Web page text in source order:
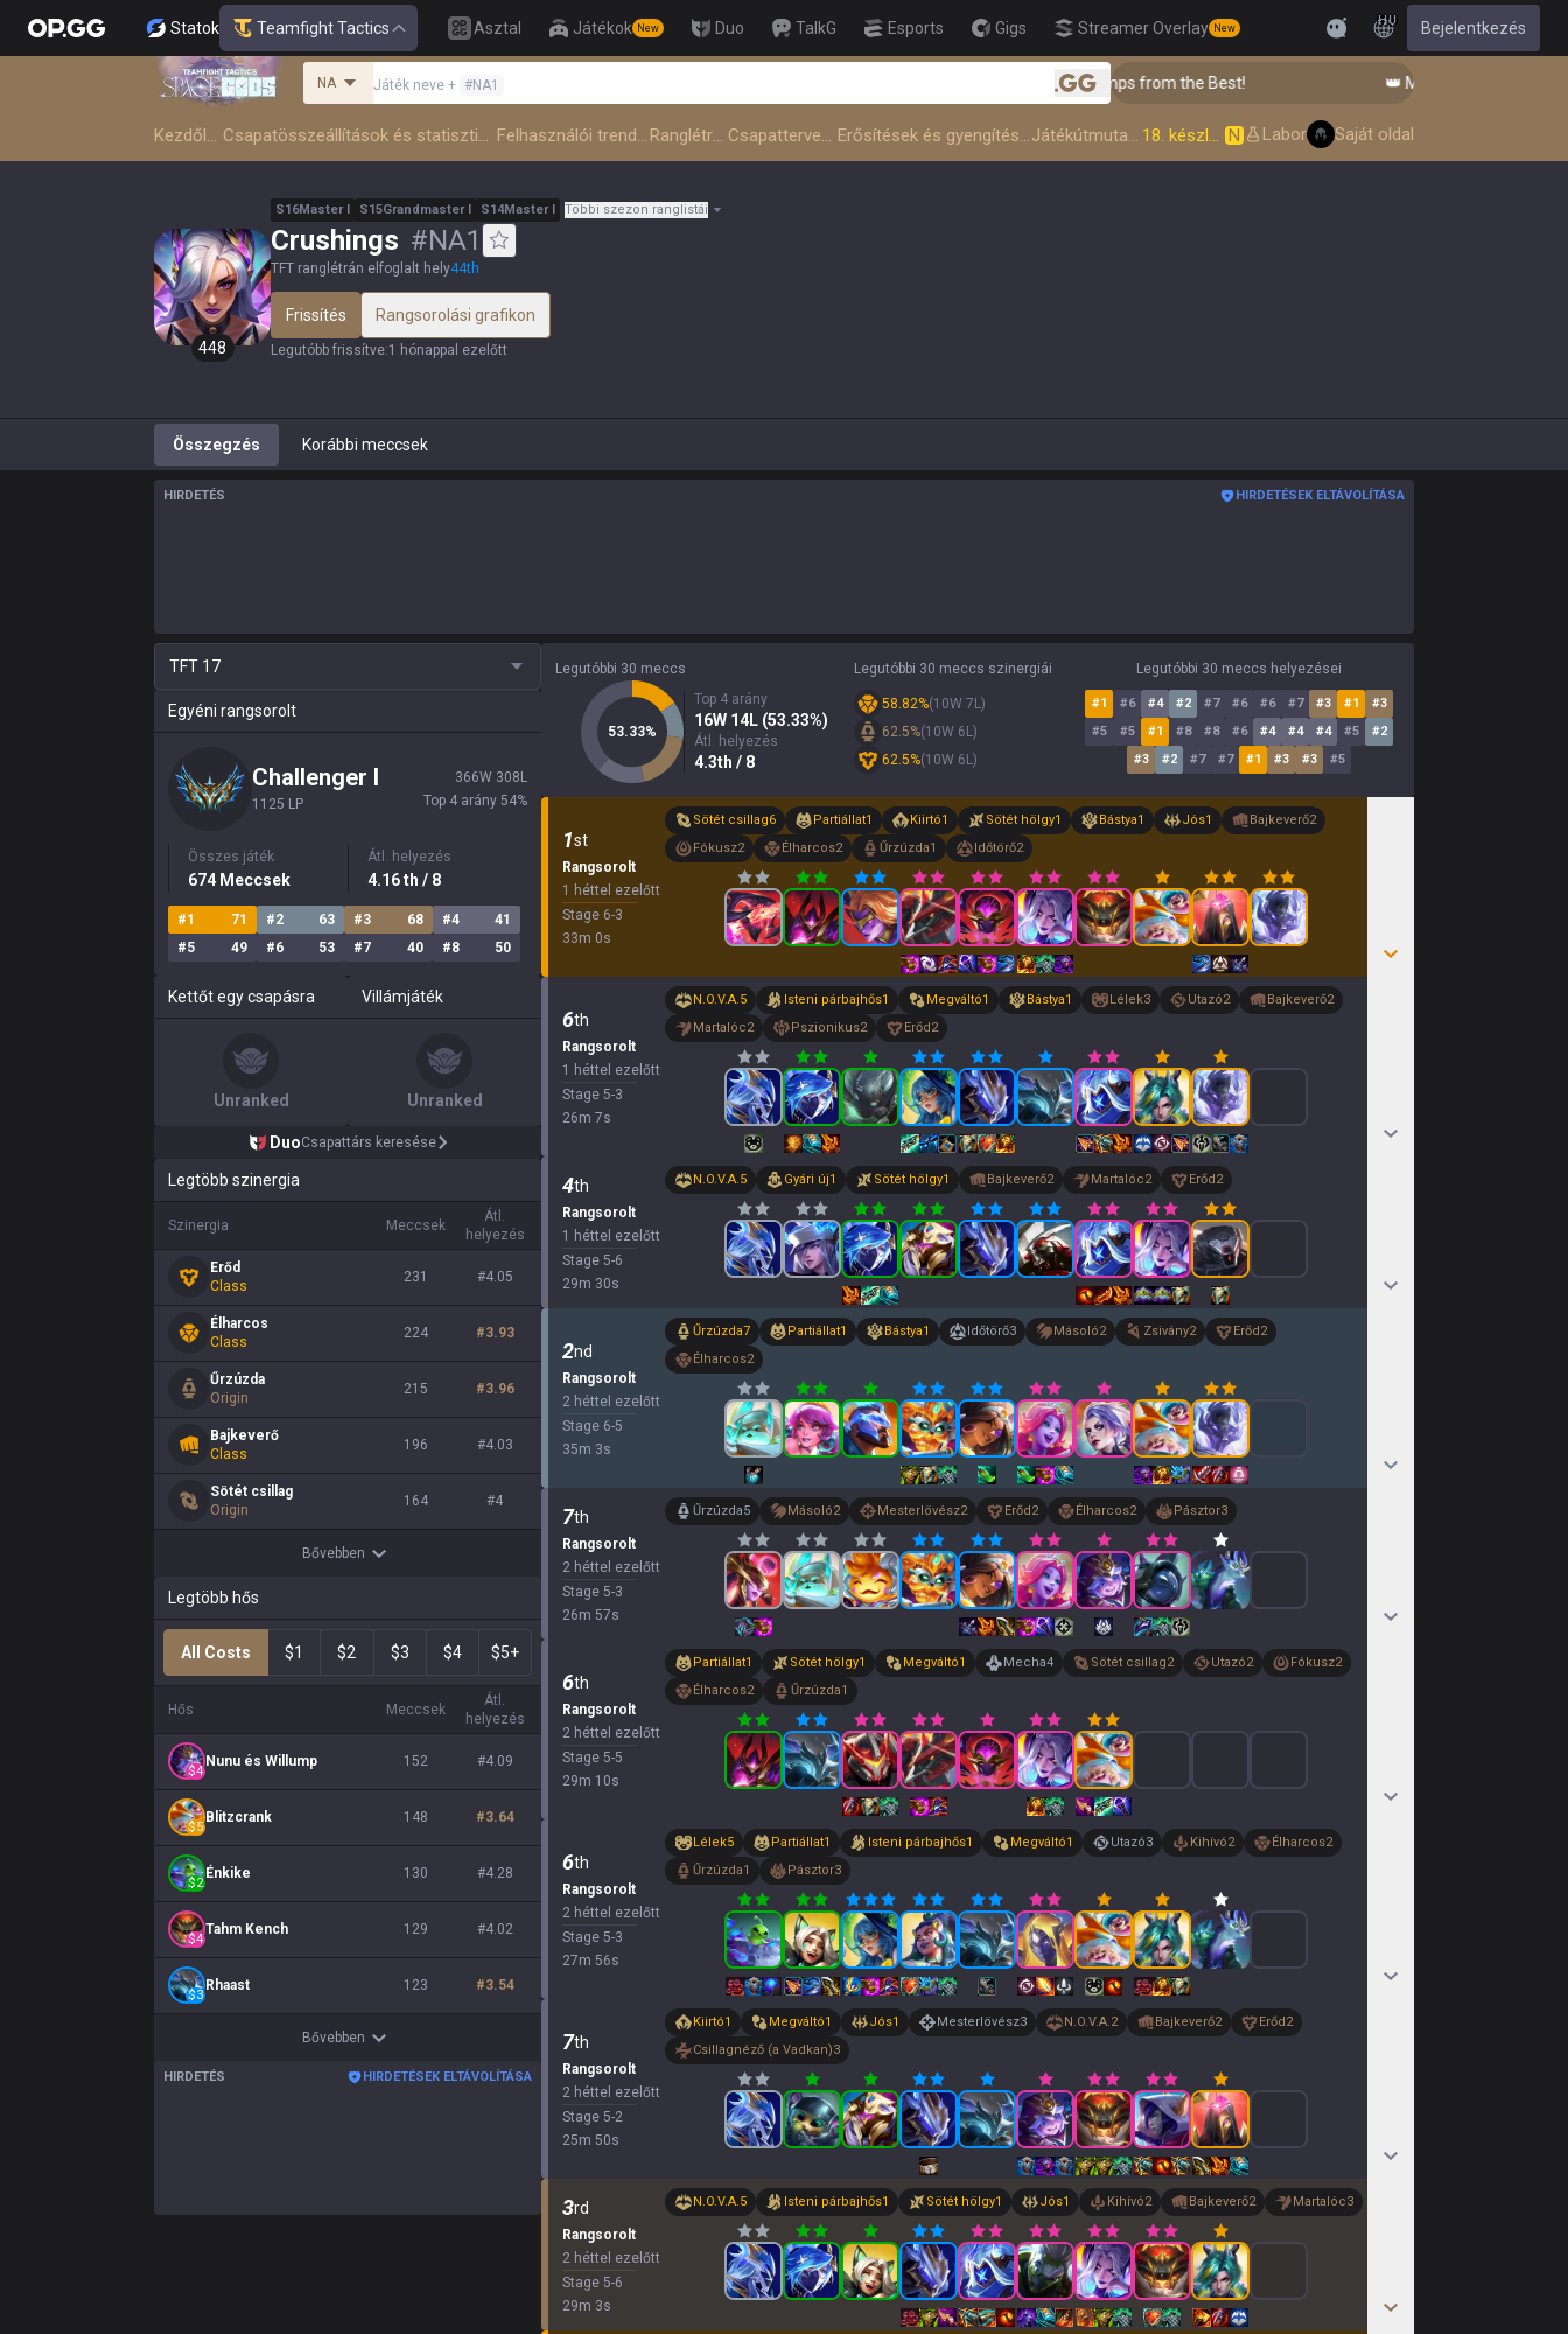
Statok Teamfight Tactics Asztal Játékok New Duo TalkG Esports Gigs Streamer Overlay New Feedback
HU Bejelentkezés
NA Játék neve + #NA1 .gg
👑 Master Top-tier Comps from the Best! 👑 Master Top-tier Comps from
Kezdőlap Csapatösszeállítások és statisztikák Felhasználói trendek Ranglétrák Csapattervező Erősítések és gyengítések Játékútmutató 18. készlet N Labor Saját oldal
448
S16Master I S15Grandmaster I S14Master I Többi szezon ranglistái
Crushings #NA1
TFT ranglétrán elfoglalt hely44th
Frissítés Rangsorolási grafikon
Legutóbb frissítve:1 hónappal ezelőtt
Összegzés Korábbi meccsek
HIRDETÉS HIRDETÉSEK ELTÁVOLÍTÁSA
TFT 17
Egyéni rangsorolt
Challenger I
1125 LP
366W 308 L
Top 4 arány 54%
Összes játék
674 Meccsek
Átl. helyezés
4.16th / 8
#1 71 #2 63 #3 68 #4
41
#5 49 #6 53 #7 40 #8 50
Kettőt egy csapásra
Unranked
Villámjáték
Unranked
DuoCsapattárs keresése
Legtöbb szinergia
Szinergia Meccsek
Átl.
helyezés
Erőd
Class
231 #4.05
Élharcos
Class
224 #3.93
Űrzúzda
Origin
215 #3.96
Bajkeverő
Class
196 #4.03
Sötét csillag
Origin
164 #4
Bővebben
Legtöbb hős
All Costs $1 $2 $3 $4 $5+
Hős Meccsek
Átl.
helyezés
$4
Nunu és Willump 152 #4.09
$5
Blitzcrank 148 #3.64
$2
Énkike 130 #4.28
$4
Tahm Kench 129 #4.02
$3
Rhaast 123 #3.54
Bővebben
HIRDETÉS HIRDETÉSEK ELTÁVOLÍTÁSA
Legutóbbi 30 meccs
53.33%
Top 4 arány
16W 14L (53.33%)
Átl. helyezés
4.3th / 8
Legutóbbi 30 meccs szinergiái
58.82%(10W 7 L)
62.5%(10W 6 L)
62.5%(10W 6 L)
Legutóbbi 30 meccs helyezései
#1 #6 #4 #2 #7 #6 #6 #7 #3 #1 #3
#5 #5 #1 #8 #8 #6 #4 #4 #4 #5 #2
#3 #2 #7 #7 #1 #3 #3 #5
1st
Rangsorolt
1 héttel ezelőtt
Stage 6-3
33m 0s
Sötét csillag6 Partiállat1 Kiirtó1 Sötét hölgy1 Bástya1 Jós1 Bajkeverő2
Fókusz2 Élharcos2 Űrzúzda1 Időtörő2
6th
Rangsorolt
1 héttel ezelőtt
Stage 5-3
26m 7s
N.O.V.A.5 Isteni párbajhős1 Megváltó1 Bástya1 Lélek3 Utazó2 Bajkeverő2
Martalóc2 Pszionikus2 Erőd2
4th
Rangsorolt
1 héttel ezelőtt
Stage 5-6
29m 30s
N.O.V.A.5 Gyári új1 Sötét hölgy1 Bajkeverő2 Martalóc2 Erőd2
2nd
Rangsorolt
2 héttel ezelőtt
Stage 6-5
35m 3s
Űrzúzda7 Partiállat1 Bástya1 Időtörő3 Másoló2 Zsivány2 Erőd2
Élharcos2
7th
Rangsorolt
2 héttel ezelőtt
Stage 5-3
26m 57s
Űrzúzda5 Másoló2 Mesterlövész2 Erőd2 Élharcos2 Pásztor3
6th
Rangsorolt
2 héttel ezelőtt
Stage 5-5
29m 10s
Partiállat1 Sötét hölgy1 Megváltó1 Mecha4 Sötét csillag2 Utazó2 Fókusz2
Élharcos2 Űrzúzda1
6th
Rangsorolt
2 héttel ezelőtt
Stage 5-3
27m 56s
Lélek5 Partiállat1 Isteni párbajhős1 Megváltó1 Utazó3 Kihívó2 Élharcos2
Űrzúzda1 Pásztor3
7th
Rangsorolt
2 héttel ezelőtt
Stage 5-2
25m 50s
Kiirtó1 Megváltó1 Jós1 Mesterlövész3 N.O.V.A.2 Bajkeverő2 Erőd2
Csillagnéző (a Vadkan)3
3rd
Rangsorolt
2 héttel ezelőtt
Stage 5-6
29m 3s
N.O.V.A.5 Isteni párbajhős1 Sötét hölgy1 Jós1 Kihívó2 Bajkeverő2 Martalóc3